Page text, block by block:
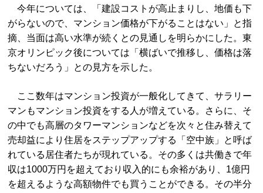
今年については、「建設コストが高止まりし、地価も下
がらないので、マンション価格が下がることはない」と指
摘、当面は高い水準が続くとの見通しを明らかにした。東
京オリンピック後については「横ばいで推移し、価格は落
ちないだろう」との見方を示した。
ここ数年はマンション投資が一般化してきて、サラリー
マンもマンション投資をする人が増えている。さらに、そ
の中でも高層のタワーマンションなどを次々と住み替えて
売却益により住居をステップアップする「空中族」と呼ば
れている居住者たちが現れている。その多くは共働きで年
収は1000万円を超えており収入的にも余裕があり、1億円
を超えるような高額物件でも買うことができる。その半分